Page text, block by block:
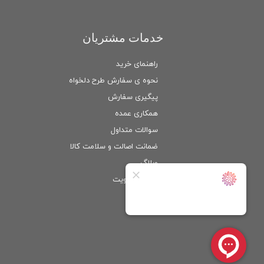
راهنمای خرید
نحوه ی سفارش طرح دلخواه
پیگیری سفارش
همکاری عمده
سوالات متداول
ضمانت اصالت و سلامت كالا
وبلاگ
خدمات مشتریان
عضویت